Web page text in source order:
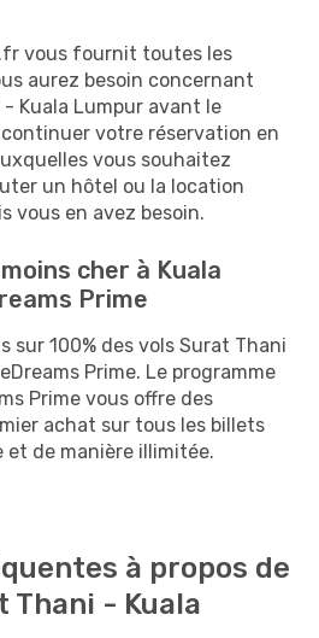
vous fournit toutes les
aurez besoin concernant
Kuala Lumpur avant le
votre réservation en
vous souhaitez
un hôtel ou la location
vous en avez besoin.
cher à Kuala
Prime
sur 100% des vols Surat Thani
Prime. Le programme
Prime vous offre des
achat sur tous les billets
et de manière illimitée.
à propos de
Thani - Kuala